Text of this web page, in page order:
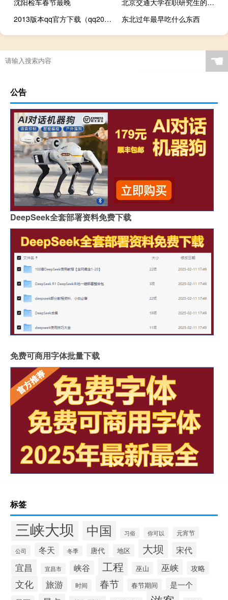
2013版本qq官方下载（qq2013beta3下载）
东北过年最早吃什么东西
☚
公告
DeepSeek全套部署资料免费下载
免费可商用字体批量下载
标签
三峡大坝 中国 习俗 你可以 元宵节
公司 冬天 冬季 唐代 地区 大坝 宋代
宜昌 宜昌市 峡谷 工程 巫山 巫峡 攻略
文化 旅游 时间 春节 春节期间
是一个